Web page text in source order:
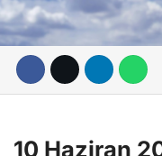
10 Haziran